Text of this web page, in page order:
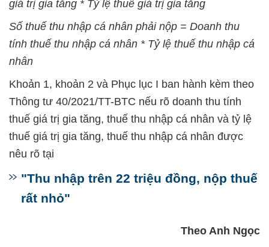
giá trị gia tăng * Tỷ lệ thuế giá trị gia tăng
Số thuế thu nhập cá nhân phải nộp = Doanh thu
tính thuế thu nhập cá nhân * Tỷ lệ thuế thu nhập cá
nhân
Khoản 1, khoản 2 và Phục lục I ban hành kèm theo
Thông tư 40/2021/TT-BTC nếu rõ doanh thu tính
thuế giá trị gia tăng, thuế thu nhập cá nhân và tỷ lệ
thuế giá trị gia tăng, thuế thu nhập cá nhân được
nêu rõ tại
"Thu nhập trên 22 triệu đồng, nộp thuế
rất nhỏ"
Theo Anh Ngọc